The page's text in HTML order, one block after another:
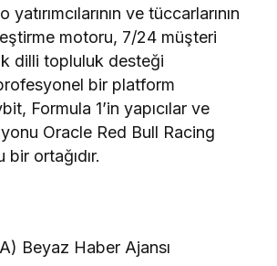
yatırımcılarının ve tüccarlarının
motoru, 7/24 müşteri
dilli topluluk desteği
bir platform
Formula 1’in yapıcılar ve
Oracle Red Bull Racing
bir ortağıdır.
Beyaz Haber Ajansı